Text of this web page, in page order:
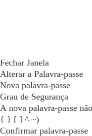
Fechar Janela
Alterar a Palavra-passe
Nova palavra-passe
Grau de Segurança
A nova palavra-passe não poderá ser igual às últimas 3. Para tornar a palavra-
{ } [ ] ^ ~)
Confirmar palavra-passe